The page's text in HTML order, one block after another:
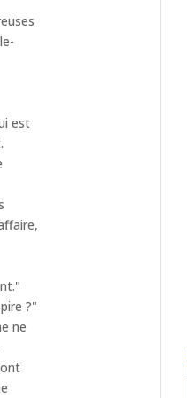
est
?"
ne